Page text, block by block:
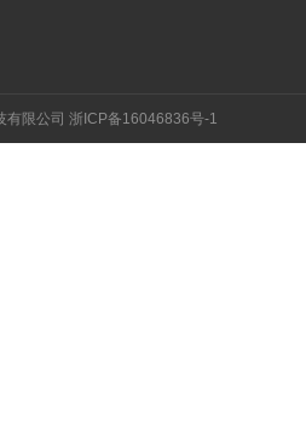
有限公司 浙ICP备16046836号-1